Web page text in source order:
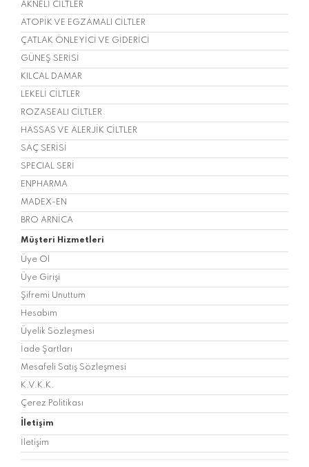
AKNELİ CİLTLER
ATOPİK VE EGZAMALI CİLTLER
ÇATLAK ÖNLEYİCİ VE GİDERİCİ
GÜNEŞ SERİSİ
KILCAL DAMAR
LEKELİ CİLTLER
ROZASEALI CİLTLER
HASSAS VE ALERJİK CİLTLER
SAÇ SERİSİ
SPECIAL SERİ
ENPHARMA
MADEX-EN
BRO ARNİCA
Müşteri Hizmetleri
Üye Ol
Üye Girişi
Şifremi Unuttum
Hesabım
Üyelik Sözleşmesi
İade Şartları
Mesafeli Satış Sözleşmesi
K.V.K.K.
Çerez Politikası
İletişim
İletişim